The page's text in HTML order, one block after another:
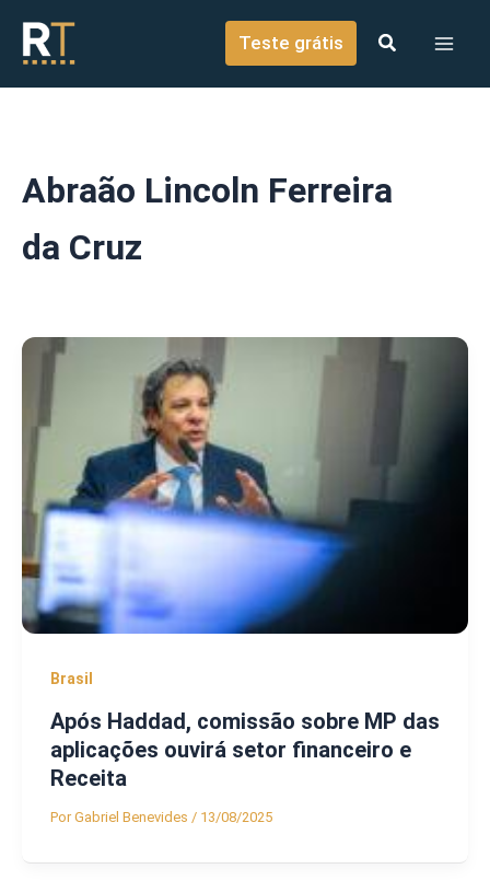
conteúdo
Teste grátis
Abraão Lincoln Ferreira
da Cruz
Brasil
Após Haddad, comissão sobre MP das
aplicações ouvirá setor financeiro e
Receita
PorGabriel Benevides / 13/08/2025